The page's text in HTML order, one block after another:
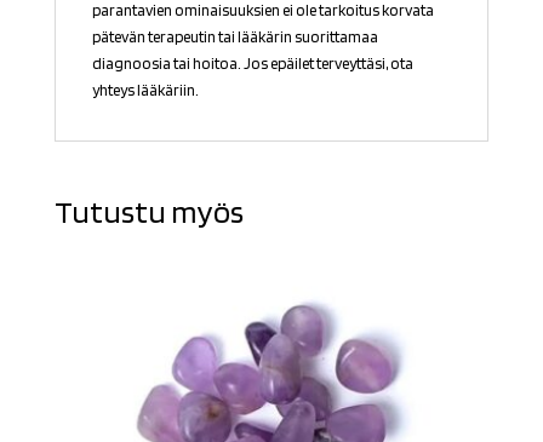
parantavien ominaisuuksien ei ole tarkoitus korvata
pätevän terapeutin tai lääkärin suorittamaa
diagnoosia tai hoitoa. Jos epäilet terveyttäsi, ota
yhteys lääkäriin.
Tutustu myös